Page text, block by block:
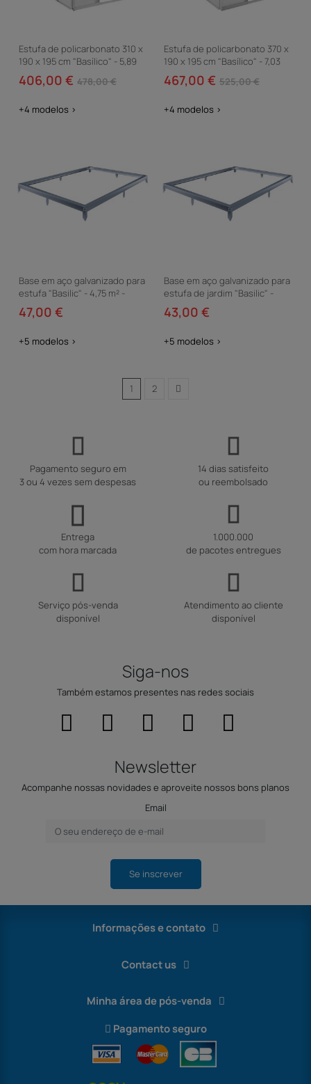
Estufa de policarbonato 310 x
190 x 195 cm "Basílico" - 5,89
m² - Cinza
406,00 € 478,00 €
+4 modelos >
Estufa de policarbonato 370 x
190 x 195 cm "Basílico" - 7,03
m² - Cinza
467,00 € 525,00 €
+4 modelos >
Base em aço galvanizado para
estufa "Basilic" - 4,75 m² -
Cinzento
47,00 €
+5 modelos >
Base em aço galvanizado para
estufa de jardim "Basilic" -
5,89 m² - Cinzento
43,00 €
+5 modelos >
1 2
Pagamento seguro em
3 ou 4 vezes sem despesas
14 dias satisfeito
ou reembolsado
Entrega
com hora marcada
1.000.000
de pacotes entregues
Serviço pós-venda
disponível
Atendimento ao cliente
disponível
Siga-nos
Também estamos presentes nas redes sociais
Newsletter
Acompanhe nossas novidades e aproveite nossos bons planos
Email
Se inscrever
Informações e contato
Contact us
Minha área de pós-venda
Pagamento seguro